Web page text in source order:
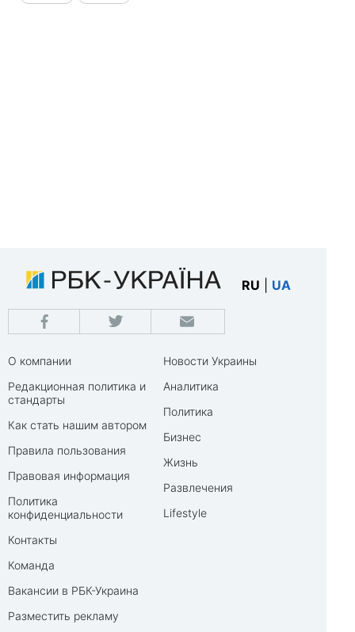
RU UA
О компании
Редакционная политика и
стандарты
Как стать нашим автором
Правила пользования
Правовая информация
Политика
конфиденциальности
Контакты
Команда
Вакансии в РБК-Украина
Разместить рекламу
Новости Украины
Аналитика
Политика
Бизнес
Жизнь
Развлечения
Lifestyle